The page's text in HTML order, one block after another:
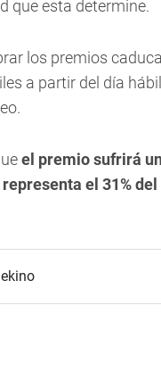
que esta determine.
los premios
a partir del día
el premio sufrirá
el 31% del